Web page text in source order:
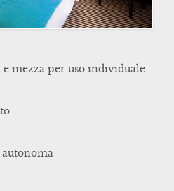
e mezza per uso individuale